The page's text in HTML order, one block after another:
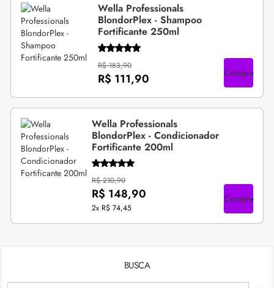
Wella Professionals
BlondorPlex - Shampoo
Fortificante 250ml
R$ 183,90
R$ 111,90 Compre
Wella Professionals
BlondorPlex - Condicionador
Fortificante 200ml
R$ 210,90
R$ 148,90
2x R$ 74,45
Compre
BUSCA